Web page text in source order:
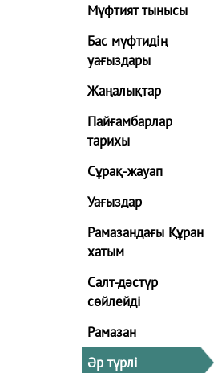
Мүфтият тынысы
Бас мүфтидің
уағыздары
Жаңалықтар
Пайғамбарлар
тарихы
Сұрақ-жауап
Уағыздар
Рамазандағы Құран
хатым
Салт-дәстүр
сөйлейді
Рамазан
Әр түрлі